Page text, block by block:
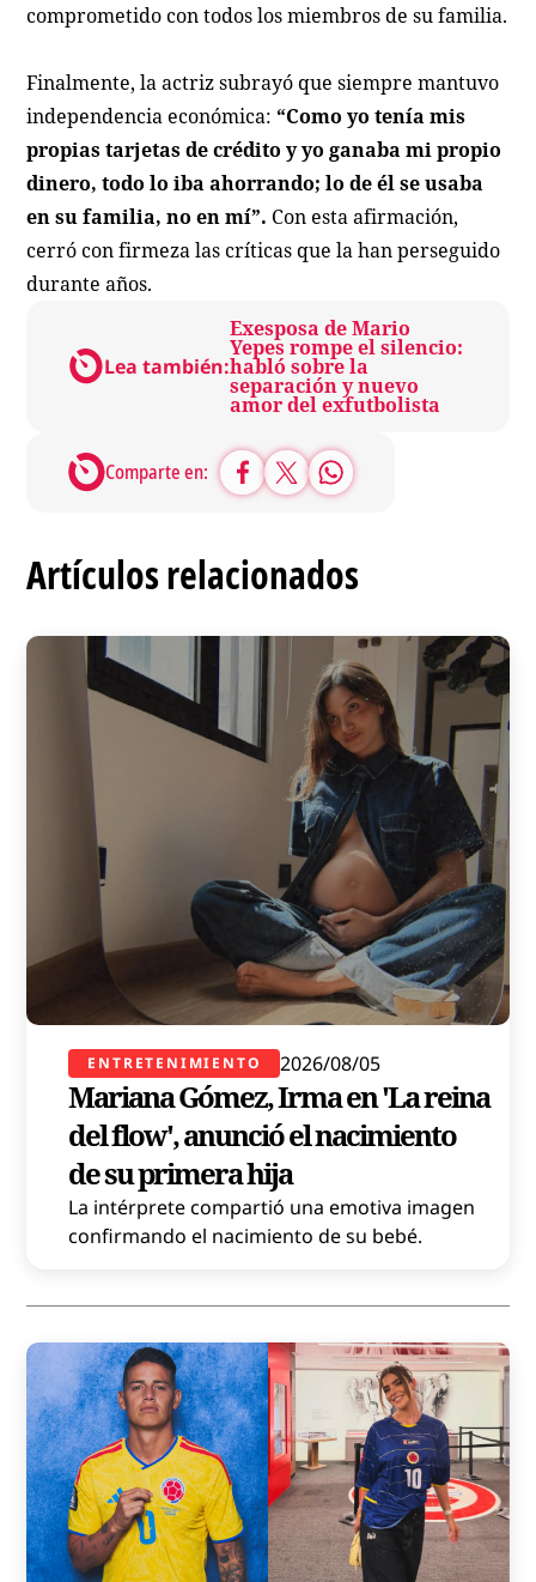
comprometido con todos los miembros de su familia.
Finalmente, la actriz subrayó que siempre mantuvo
independencia económica: “Como yo tenía mis
propias tarjetas de crédito y yo ganaba mi propio
dinero, todo lo iba ahorrando; lo de él se usaba
en su familia, no en mí”. Con esta afirmación,
cerró con firmeza las críticas que la han perseguido
durante años.
Lea también:
Exesposa de Mario
Yepes rompe el silencio:
habló sobre la
separación y nuevo
amor del exfutbolista
Comparte en:
Artículos relacionados
ENTRETENIMIENTO 2026/08/05
Mariana Gómez, Irma en 'La reina
del flow', anunció el nacimiento
de su primera hija
La intérprete compartió una emotiva imagen
confirmando el nacimiento de su bebé.